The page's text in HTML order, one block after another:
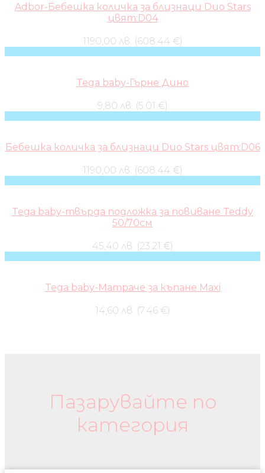
Adbor-Бебешка количка за близнаци Duo Stars
цвят:D04
1190,00 лв. (608.44 €)
Tega baby-Гърне Дино
9,80 лв. (5.01 €)
Бебешка количка за близнаци Duo Stars цвят:D06
1190,00 лв. (608.44 €)
Tega baby-твърда подложка за повиване Teddy
50/70см
45,40 лв. (23.21 €)
Tega baby-Матраче за къпане Maxi
14,60 лв. (7.46 €)
Пазарувайте по
категория